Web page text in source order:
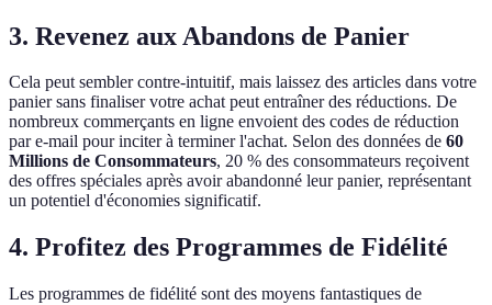
3. Revenez aux Abandons de Panier
Cela peut sembler contre-intuitif, mais laissez des articles dans votre
panier sans finaliser votre achat peut entraîner des réductions. De
nombreux commerçants en ligne envoient des codes de réduction
par e-mail pour inciter à terminer l'achat. Selon des données de 60
Millions de Consommateurs, 20 % des consommateurs reçoivent
des offres spéciales après avoir abandonné leur panier, représentant
un potentiel d'économies significatif.
4. Profitez des Programmes de Fidélité
Les programmes de fidélité sont des moyens fantastiques de